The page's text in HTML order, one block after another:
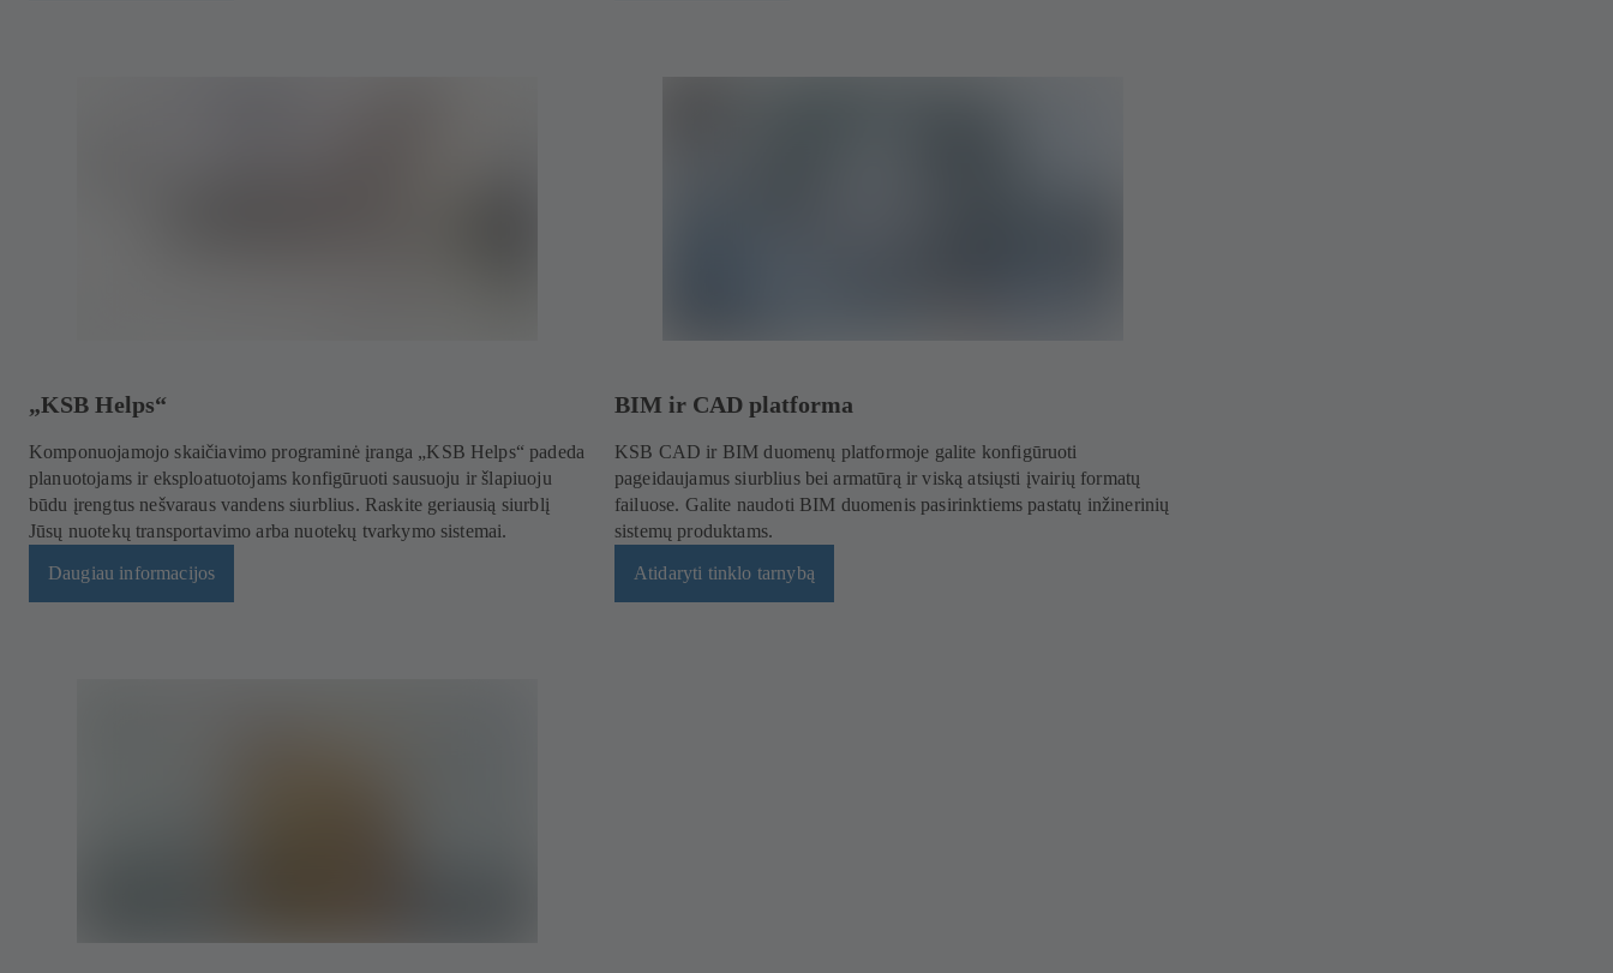
„KSB Helps“
Komponuojamojo skaičiavimo programinė įranga „KSB Helps“ padeda
planuotojams ir eksploatuotojams konfigūruoti sausuoju ir šlapiuoju
būdu įrengtus nešvaraus vandens siurblius. Raskite geriausią siurblį
Jūsų nuotekų transportavimo arba nuotekų tvarkymo sistemai.
Daugiau informacijos
BIM ir CAD platforma
KSB CAD ir BIM duomenų platformoje galite konfigūruoti
pageidaujamus siurblius bei armatūrą ir viską atsiųsti įvairių formatų
failuose. Galite naudoti BIM duomenis pasirinktiems pastatų inžinerinių
sistemų produktams.
Atidaryti tinklo tarnybą